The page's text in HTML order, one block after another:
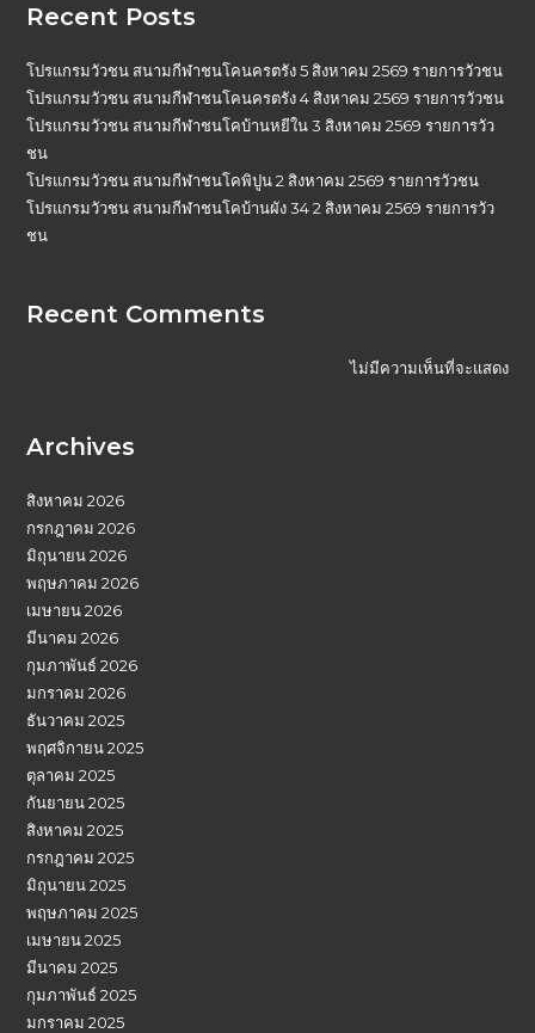
Recent Posts
โปรแกรมวัวชน สนามกีฬาชนโคนครตรัง 5 สิงหาคม 2569 รายการวัวชน
โปรแกรมวัวชน สนามกีฬาชนโคนครตรัง 4 สิงหาคม 2569 รายการวัวชน
โปรแกรมวัวชน สนามกีฬาชนโคบ้านหยีใน 3 สิงหาคม 2569 รายการวัว
ชน
โปรแกรมวัวชน สนามกีฬาชนโคพิปูน 2 สิงหาคม 2569 รายการวัวชน
โปรแกรมวัวชน สนามกีฬาชนโคบ้านผัง 34 2 สิงหาคม 2569 รายการวัว
ชน
Recent Comments
ไม่มีความเห็นที่จะแสดง
Archives
สิงหาคม 2026
กรกฎาคม 2026
มิถุนายน 2026
พฤษภาคม 2026
เมษายน 2026
มีนาคม 2026
กุมภาพันธ์ 2026
มกราคม 2026
ธันวาคม 2025
พฤศจิกายน 2025
ตุลาคม 2025
กันยายน 2025
สิงหาคม 2025
กรกฎาคม 2025
มิถุนายน 2025
พฤษภาคม 2025
เมษายน 2025
มีนาคม 2025
กุมภาพันธ์ 2025
มกราคม 2025